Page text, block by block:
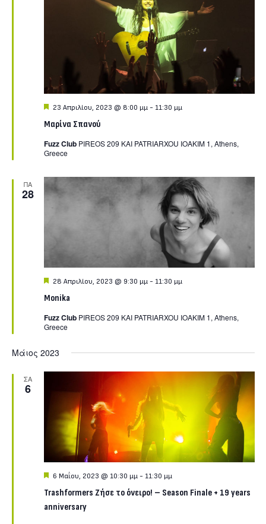
Μαρίνα Σπανού
Featured
23 Απριλίου, 2023 @ 8:00 μμ- 11:30 μμ
Fuzz Club PIREOS 209 KAI PATRIARXOU IOAKIM 1, Athens,
Greece
ΠΑ
28
Monika
Featured
28 Απριλίου, 2023 @ 9:30 μμ- 11:30 μμ
Fuzz Club PIREOS 209 KAI PATRIARXOU IOAKIM 1, Athens,
Greece
Μάιος 2023
ΣΑ
6
Trashformers Ζήσε το όνειρο! – Season Finale + 19 years
anniversary
Featured
6 Μαΐου, 2023 @ 10:30 μμ- 11:30 μμ